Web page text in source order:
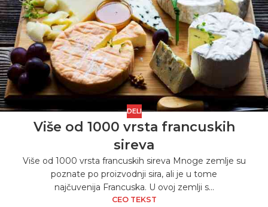
DELI
Više od 1000 vrsta francuskih
sireva
Više od 1000 vrsta francuskih sireva Mnoge zemlje su
poznate po proizvodnji sira, ali je u tome
najčuvenija Francuska. U ovoj zemlji s...
CEO TEKST